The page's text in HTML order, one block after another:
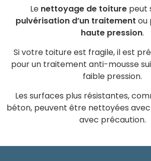
Le nettoyage de toiture peut
pulvérisation d’un traitement ou
haute pression.
Si votre toiture est fragile, il est
pour un traitement anti-mousse
faible pression.
Les surfaces plus résistantes,
béton, peuvent être nettoyées
avec précaution.